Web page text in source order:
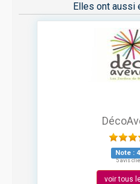
Elles ont aussi
Note : 4
5 avis
voir tous